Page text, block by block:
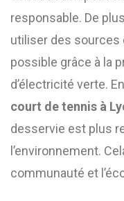
responsable. De
utiliser des sources
possible grâce à la
d’électricité verte.
court de tennis à
desservie est plus
l’environnement.
communauté et